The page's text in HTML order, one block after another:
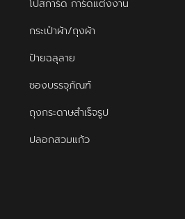
โปสการ์ด การ์ดแต่งงาน
กระเป๋าผ้า/ถุงผ้า
ป้ายฉลุลาย
ซองบรรจุภัณฑ์
ถุงกระดาษสำเร็จรูป
ปลอกสวมแก้ว